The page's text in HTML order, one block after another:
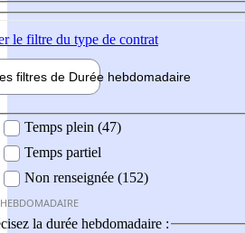
le filtre du type de contrat
filtres de Durée hebdomadaire
Temps plein (47)
Temps partiel
Non renseignée (152)
la durée hebdomadaire :